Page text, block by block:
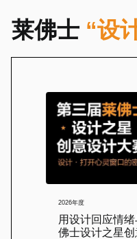
莱佛士 “设
2026年度
用设计回应情
佛士设计之星创